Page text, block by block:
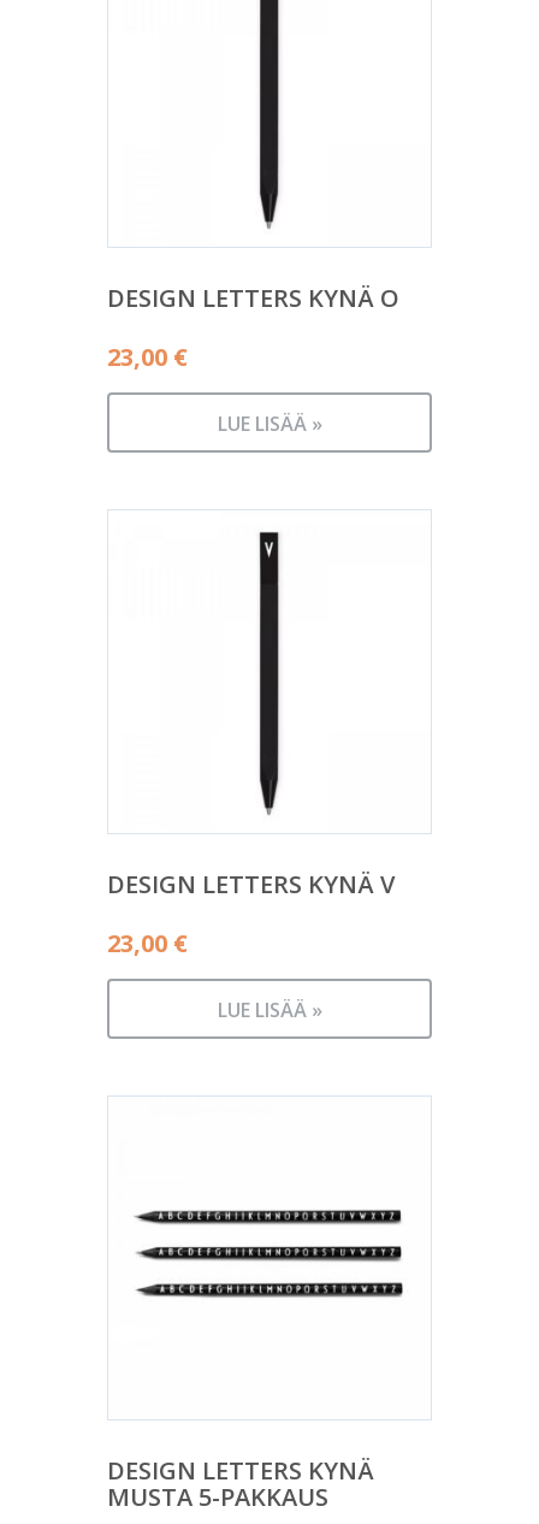
DESIGN LETTERS KYNÄ O
23,00 €
LUE LISÄÄ »
DESIGN LETTERS KYNÄ V
23,00 €
LUE LISÄÄ »
DESIGN LETTERS KYNÄ
MUSTA 5-PAKKAUS